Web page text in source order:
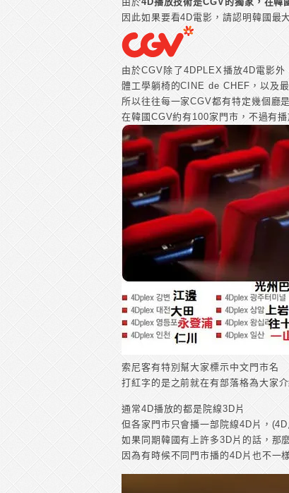
因此如果要看4D電影，請認明韓國最
由於CGV除了4DPLEX播放4D電影
體工學躺椅的CINE de CHEF，以及
所以往往每一家CGV都有特定幾個廳
在韓國CGV約有100家門市，不過有
索尼客有特別幫大家標示中文門市名
打紅字的是之前就在有部落格為大家
通常4D播放的都是院線3D片
但各家門市只會播一部院線4D片，
如果同期韓國有上許多3D片的話，那
因為有時候不同門市播的4D片也不一